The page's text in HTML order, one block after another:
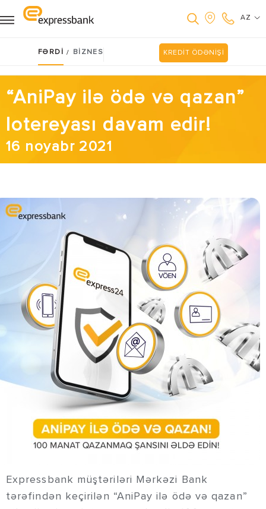
AZ
FƏRDİ / BİZNES KREDİT ÖDƏNİŞİ
“AniPay ilə ödə və qazan”
lotereyası davam edir!
16 noyabr 2021
Expressbank müştəriləri Mərkəzi Bank
tərəfindən keçirilən “AniPay ilə ödə və qazan”